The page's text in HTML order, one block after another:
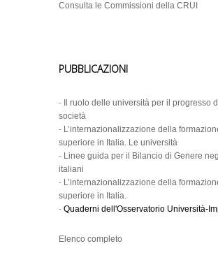
Consulta le Commissioni della CRUI
PUBBLICAZIONI
-
Il ruolo delle università per il progresso
società
- L’internazionalizzazione della
superiore in Italia. Le università
- Linee guida per il Bilancio di Genere
italiani
- L’internazionalizzazione della
superiore in Italia.
- Quaderni dell'Osservatorio Università-
Elenco completo